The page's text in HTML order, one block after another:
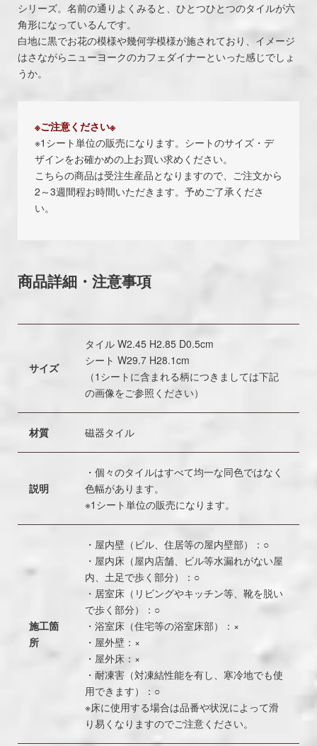
シリーズ。名前の通りよくみると、ひとつひとつのタイルが六
角形になっているんです。
白地に黒でお花の模様や幾何学模様が施されており、イメージ
はさながらニューヨークのカフェダイナーといった感じでしょ
うか。
※ご注意ください※
※1シート単位の販売になります。シートのサイズ・デ
ザインをお確かめの上お買い求めください。
こちらの商品は受注生産品となりますので、ご注文から
2～3週間程お時間いただきます。予めご了承くださ
い。
商品詳細・注意事項
サイズ
タイル W2.45 H2.85 D0.5cm
シート W29.7 H28.1cm
（1シートに含まれる柄につきましては下記
の画像をご参照ください）
材質 磁器タイル
説明
・個々のタイルはすべて均一な同色ではなく
色幅があります。
※1シート単位の販売になります。
施工箇
所
・屋内壁（ビル、住居等の屋内壁部）：○
・屋内床（屋内店舗、ビル等水漏れがない屋
内、土足で歩く部分）：○
・居室床（リビングやキッチン等、靴を脱い
で歩く部分）：○
・浴室床（住宅等の浴室床部）：×
・屋外壁：×
・屋外床：×
・耐凍害（対凍結性能を有し、寒冷地でも使
用できます）：○
※床に使用する場合は品番や状況によって滑
り易くなりますのでご注意ください。